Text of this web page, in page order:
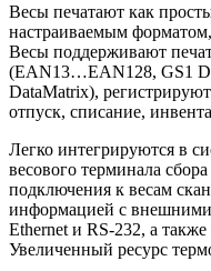
Весы печатают как
настраиваемым
Весы поддерживают
(EAN13…EAN128, GS1
DataMatrix),
отпуск, списание,
Легко интегрируются в
весового терминала
подключения к весам
информацией с
Ethernet и RS-232, а
Увеличенный ресурс